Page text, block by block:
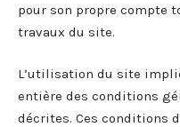
pour son propre compte
travaux du site.
L’utilisation du site
entière des conditions
décrites. Ces conditions